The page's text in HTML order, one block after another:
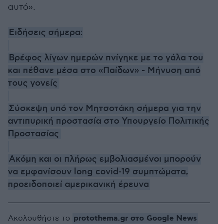
αυτό».
Ειδήσεις σήμερα:
Βρέφος λίγων ημερών πνίγηκε με το γάλα του
και πέθανε μέσα στο «Παίδων» - Μήνυση από
τους γονείς
Σύσκεψη υπό τον Μητσοτάκη σήμερα για την
αντιπυρική προστασία στο Υπουργείο Πολιτικής
Προστασίας
Ακόμη και οι πλήρως εμβολιασμένοι μπορούν
να εμφανίσουν long covid-19 συμπτώματα,
προειδοποιεί αμερικανική έρευνα
Ακολουθήστε το protothema.gr στο Google News